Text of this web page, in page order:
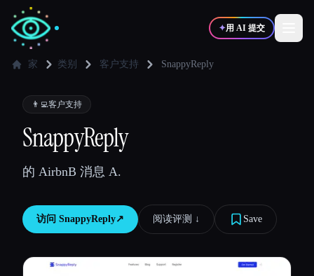
✦用 AI 提交
✍️写作者
💻 开发者
家 类别 客户支持 SnappyReply
👨‍💻客户支持
SnappyReply
的 AirbnB 消息 A.
访问 SnappyReply↗︎ 阅读评测 ↓︎ Save